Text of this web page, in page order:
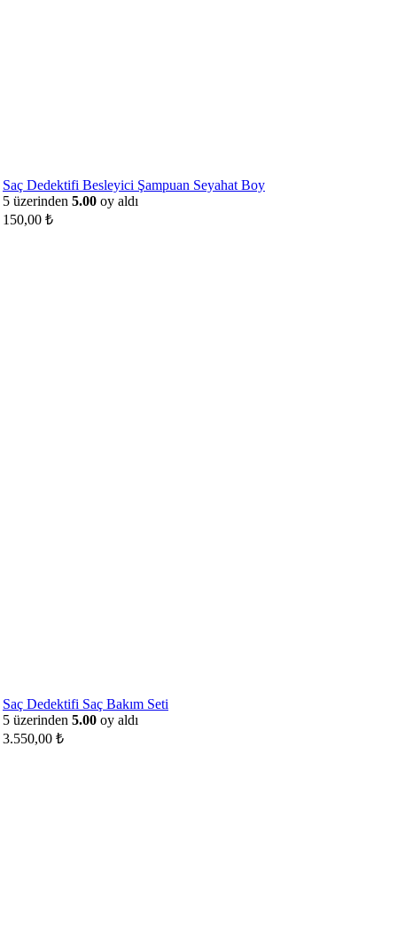
Saç Dedektifi Besleyici Şampuan Seyahat Boy
5 üzerinden 5.00 oy aldı
150,00 ₺
Saç Dedektifi Saç Bakım Seti
5 üzerinden 5.00 oy aldı
3.550,00 ₺